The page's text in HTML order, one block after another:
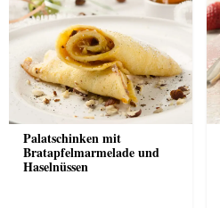
Palatschinken mit
Bratapfelmarmelade und
Haselnüssen